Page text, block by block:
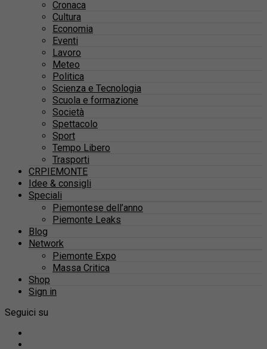
Cronaca
Cultura
Economia
Eventi
Lavoro
Meteo
Politica
Scienza e Tecnologia
Scuola e formazione
Società
Spettacolo
Sport
Tempo Libero
Trasporti
CRPIEMONTE
Idee & consigli
Speciali
Piemontese dell’anno
Piemonte Leaks
Blog
Network
Piemonte Expo
Massa Critica
Shop
Sign in
Seguici su